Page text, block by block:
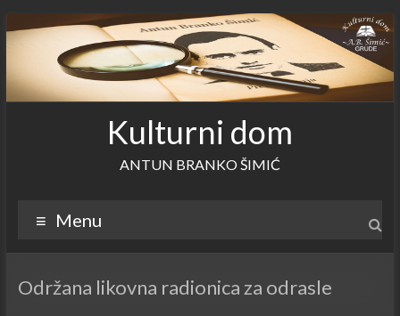
to
Kulturni dom
ANTUN BRANKO ŠIMIĆ
Menu
Održana likovna radionica za odrasle